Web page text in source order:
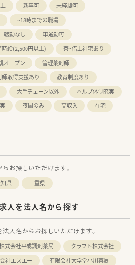
新卒可
未経験可
~18時までの職場
転勤なし
車通勤可
時給(2,500円以上)
寮・借上社宅あり
オープン
管理薬剤師
取得支援あり
教育制度あり
大手チェーン以外
ヘルプ体制充実
夜間のみ 高収入
在宅
お探しいただけます。
知県 三重県
人を法人名から探す
人名からお探しいただけます。
株式会社平成調剤薬局
クラフト株式会社
社エスエー
有限会社大学堂小川薬局